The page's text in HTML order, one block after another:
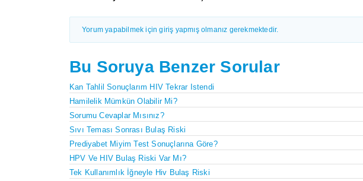
Yorum yapabilmek için giriş yapmış olmanız gerekmektedir.
Bu Soruya Benzer Sorular
Kan Tahlil Sonuçlarım HIV Tekrar Istendi
Hamilelik Mümkün Olabilir Mi?
Sorumu Cevaplar Mısınız?
Sıvı Teması Sonrası Bulaş Riski
Prediyabet Miyim Test Sonuçlarına Göre?
HPV Ve HIV Bulaş Riski Var Mı?
Tek Kullanımlık İğneyle Hiv Bulaş Riski